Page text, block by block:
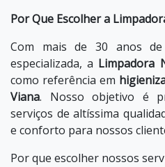
Por Que Escolher a
Com mais de 30 anos
especializada, a Limpadora
como referência em
Viana. Nosso objetivo é
serviços de altíssima
e conforto para nossos
Por que escolher nossos